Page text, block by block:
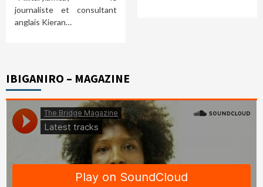
journaliste et consultant
anglais Kieran…
IBIGANIRO – MAGAZINE